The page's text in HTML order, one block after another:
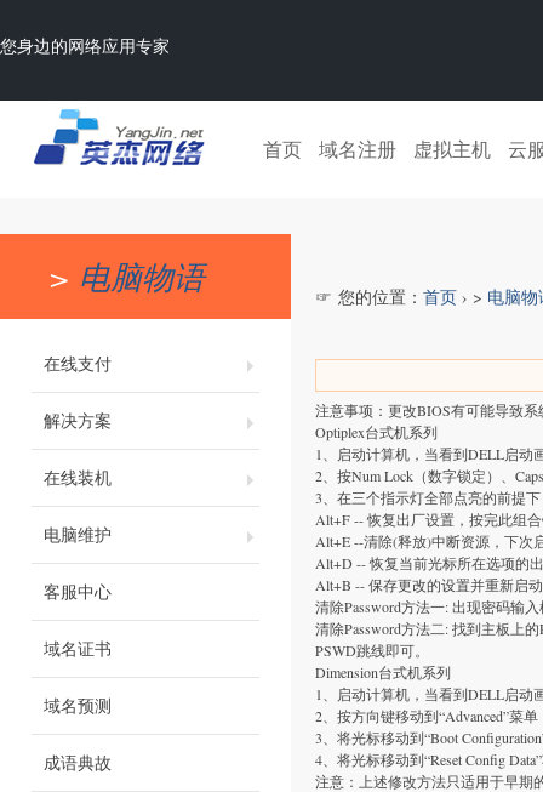
您身边的网络应用专家
首页 域名注册 虚拟主机 云
> 电脑物语
在线支付
解决方案
在线装机
电脑维护
客服中心
域名证书
域名预测
成语典故
☞ 您的位置： 首页 › > 电脑物
注意事项：更改BIOS有可能导致
Optiplex台式机系列
1、启动计算机，当看到DELL启动
2、按Num Lock（数字锁定）、
3、在三个指示灯全部点亮的前提
Alt+F -- 恢复出厂设置，按完此组
Alt+E --清除(释放)中断资源，下次
Alt+D -- 恢复当前光标所在选项的
Alt+B -- 保存更改的设置并重新启
清除Password方法一: 出现密码输
清除Password方法二: 找到主板上
PSWD跳线即可。
Dimension台式机系列
1、启动计算机，当看到DELL启动
2、按方向键移动到“Advanced”菜单
3、将光标移动到“Boot
4、将光标移动到“Reset Config
注意：上述修改方法只适用于早期